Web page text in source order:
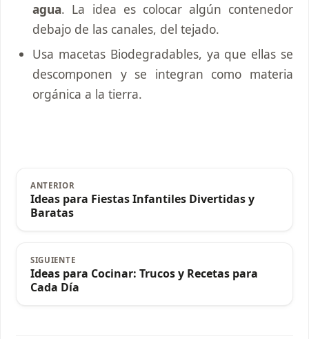
agua. La idea es colocar algún contenedor
debajo de las canales, del tejado.
Usa macetas Biodegradables, ya que ellas se
descomponen y se integran como materia
orgánica a la tierra.
ANTERIOR
Ideas para Fiestas Infantiles Divertidas y
Baratas
SIGUIENTE
Ideas para Cocinar: Trucos y Recetas para
Cada Día